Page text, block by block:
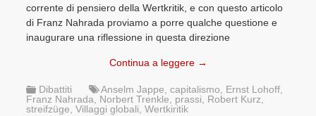
corrente di pensiero della Wertkritik, e con questo articolo
di Franz Nahrada proviamo a porre qualche questione e
inaugurare una riflessione in questa direzione
Continua a leggere →
Dibattiti Anselm Jappe ,capitalismo Ernst Lohoff
Franz Nahrada
Norbert Trenkle prassi Robert Kurz
streifzüge ,Villaggi globali ,Wertkiritik